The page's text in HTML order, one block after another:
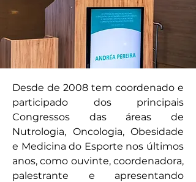
Desde de 2008 tem coordenado e
participado dos principais
Congressos das áreas de
Nutrologia, Oncologia, Obesidade
e Medicina do Esporte nos últimos
anos, como ouvinte, coordenadora,
palestrante e apresentando